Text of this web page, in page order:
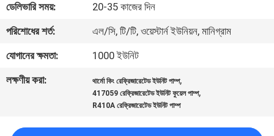
গুণমান
নিয়ন্ত্রণ
আমাদের
ডেলিভারি সময়:
20-35 কাজের দিন
পরিশোধের শর্ত:
এল/সি, টি/টি, ওয়েস্টার্ন ইউনিয়ন, মানিগ্রাম
যোগানের ক্ষমতা:
1000 ইউনিট
লক্ষণীয় করা:
থার্মো কিং রেফ্রিজারেটেড ইউনিট পাম্প,
417059 রেফ্রিজারেটেড ইউনিট ফুয়েল পাম্প,
R410A রেফ্রিজারেটেড ইউনিট পাম্প